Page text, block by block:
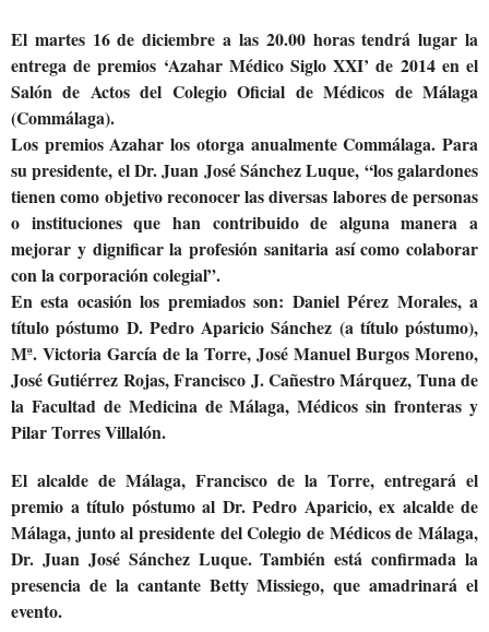
El martes 16 de diciembre a las 20.00 horas tendrá lugar la
entrega de premios ‘Azahar Médico Siglo XXI’ de 2014 en el
Salón de Actos del Colegio Oficial de Médicos de Málaga
(Commálaga).
Los premios Azahar los otorga anualmente Commálaga. Para
su presidente, el Dr. Juan José Sánchez Luque, “los galardones
tienen como objetivo reconocer las diversas labores de personas
o instituciones que han contribuido de alguna manera a
mejorar y dignificar la profesión sanitaria así como colaborar
con la corporación colegial”.
En esta ocasión los premiados son: Daniel Pérez Morales, a
título póstumo D. Pedro Aparicio Sánchez (a título póstumo),
Mª. Victoria García de la Torre, José Manuel Burgos Moreno,
José Gutiérrez Rojas, Francisco J. Cañestro Márquez, Tuna de
la Facultad de Medicina de Málaga, Médicos sin fronteras y
Pilar Torres Villalón.
El alcalde de Málaga, Francisco de la Torre, entregará el
premio a título póstumo al Dr. Pedro Aparicio, ex alcalde de
Málaga, junto al presidente del Colegio de Médicos de Málaga,
Dr. Juan José Sánchez Luque. También está confirmada la
presencia de la cantante Betty Missiego, que amadrinará el
evento.